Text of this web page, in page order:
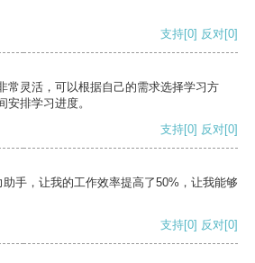
支持[0] 反对[0]
常灵活，可以根据自己的需求选择学习方
安排学习进度。
支持[0] 反对[0]
手，让我的工作效率提高了50%，让我能够
支持[0] 反对[0]